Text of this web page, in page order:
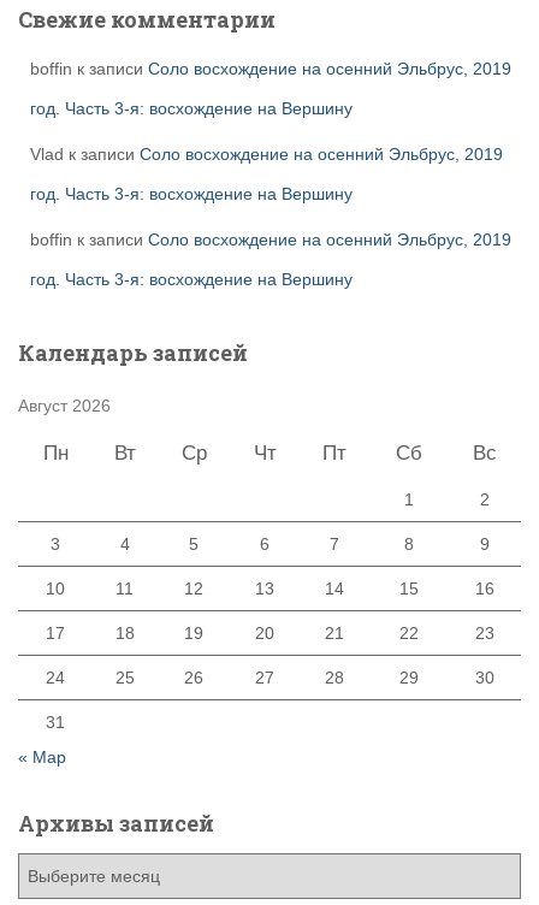
Свежие комментарии
boffin к записи Соло восхождение на осенний Эльбрус, 2019
год. Часть 3-я: восхождение на Вершину
Vlad к записи Соло восхождение на осенний Эльбрус, 2019
год. Часть 3-я: восхождение на Вершину
boffin к записи Соло восхождение на осенний Эльбрус, 2019
год. Часть 3-я: восхождение на Вершину
Календарь записей
Август 2026
Пн Вт Ср Чт Пт Сб Вс
1 2
3 4 5 6 7 8 9
10 11 12 13 14 15 16
17 18 19 20 21 22 23
24 25 26 27 28 29 30
31
« Мар
Архивы записей